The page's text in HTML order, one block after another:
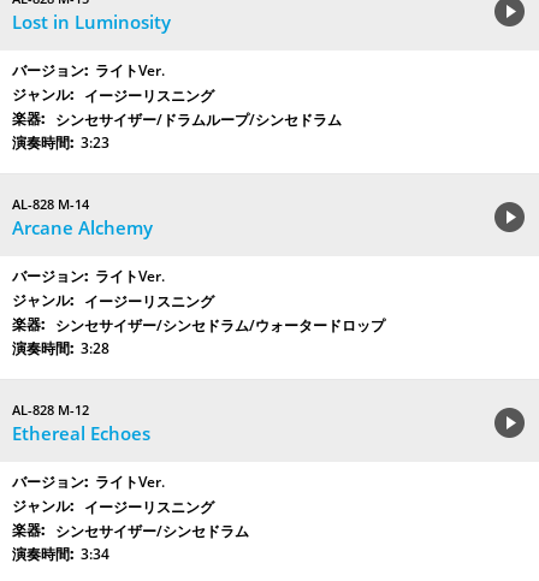
Lost in Luminosity
ライトVer.
イージーリスニング
シンセサイザー/ドラムループ/シンセドラム
3:23
AL-828 M-14
Arcane Alchemy
ライトVer.
イージーリスニング
シンセサイザー/シンセドラム/ウォータードロップ
3:28
AL-828 M-12
Ethereal Echoes
ライトVer.
イージーリスニング
シンセサイザー/シンセドラム
3:34